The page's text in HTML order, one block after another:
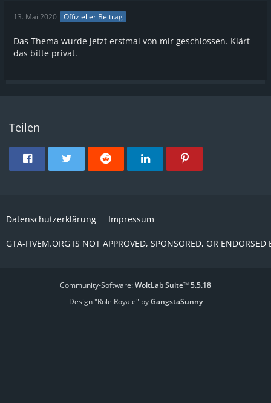
13. Mai 2020 Offizieller Beitrag
Das Thema wurde jetzt erstmal von mir geschlossen. Klärt
das bitte privat.
Teilen
Datenschutzerklärung Impressum
GTA-FIVEM.ORG IS NOT APPROVED, SPONSORED, OR ENDORSED
Community-Software:WoltLab Suite™ 5.5.18
Design "Role Royale" byGangstaSunny